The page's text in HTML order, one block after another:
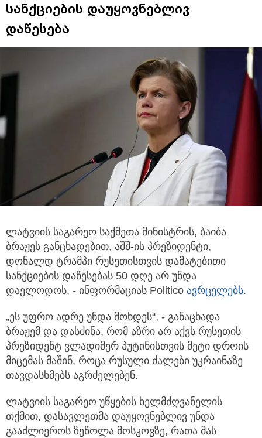
სანქციების დაუყოვნებლივ
დაწესება
ლატვიის საგარეო საქმეთა მინისტრის, ბაიბა
ბრაჟეს განცხადებით, აშშ-ის პრეზიდენტი,
დონალდ ტრამპი რუსეთისთვის დამატებითი
სანქციების დაწესებას 50 დღე არ უნდა
დაელოდოს, - ინფორმაციას Politico ავრცელებს.
„ეს უფრო ადრე უნდა მოხდეს“, - განაცხადა
ბრაჟემ და დასძინა, რომ აზრი არ აქვს რუსეთის
პრეზიდენტ ვლადიმერ პუტინისთვის მეტი დროის
მიცემას მაშინ, როცა რუსული ძალები უკრაინაზე
თავდასხმებს აგრძელებენ.
ლატვიის საგარეო უწყების ხელმძღვანელის
თქმით, დასავლეთმა დაუყოვნებლივ უნდა
გააძლიეროს ზეწოლა მოსკოვზე, რათა მას